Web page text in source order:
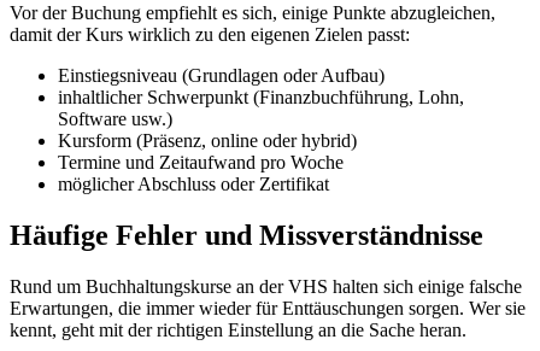
Vor der Buchung empfiehlt es sich, einige Punkte abzugleichen,
damit der Kurs wirklich zu den eigenen Zielen passt:
Einstiegsniveau (Grundlagen oder Aufbau)
inhaltlicher Schwerpunkt (Finanzbuchführung, Lohn,
Software usw.)
Kursform (Präsenz, online oder hybrid)
Termine und Zeitaufwand pro Woche
möglicher Abschluss oder Zertifikat
Häufige Fehler und Missverständnisse
Rund um Buchhaltungskurse an der VHS halten sich einige falsche
Erwartungen, die immer wieder für Enttäuschungen sorgen. Wer sie
kennt, geht mit der richtigen Einstellung an die Sache heran.